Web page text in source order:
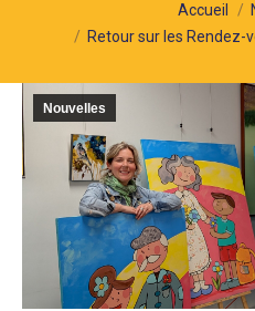
Accueil
Retour sur les Rendez-
Nouvelles